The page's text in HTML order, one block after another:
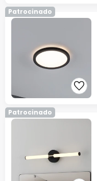
Patrocinado
Patrocinado